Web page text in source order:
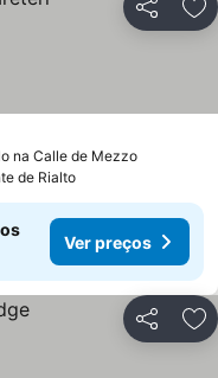
Partilhar
na Calle de Mezzo
de Rialto
Ver preços
Partilhar